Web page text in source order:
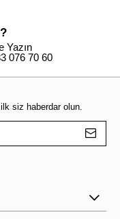
Yazın
076 70 60
siz haberdar olun.